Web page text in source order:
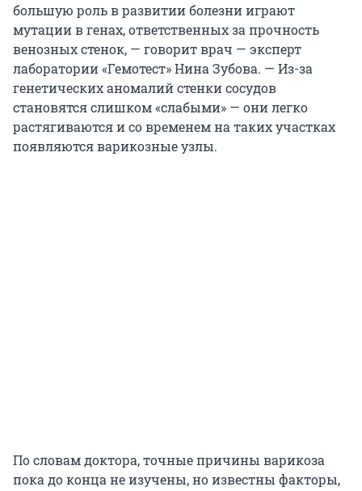
большую роль в развитии болезни играют
мутации в генах, ответственных за прочность
венозных стенок, — говорит врач — эксперт
лаборатории «Гемотест» Нина Зубова. — Из-за
генетических аномалий стенки сосудов
становятся слишком «слабыми» — они легко
растягиваются и со временем на таких участках
появляются варикозные узлы.
По словам доктора, точные причины варикоза
пока до конца не изучены, но известны факторы,